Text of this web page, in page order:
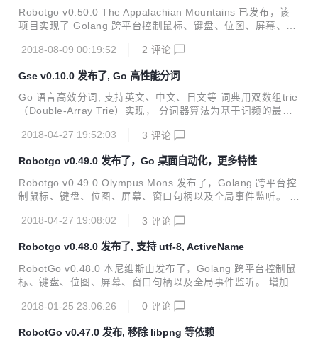
w by pid [NEW]...
Robotgo v0.50.0 The Appalachian Mountains 已发布，该
项目实现了 Golang 跨平台控制鼠标、键盘、位图、屏幕、窗
d [NEW] Add simple ocr support [NEW] Add max and min
bitmap and add bitmapStr example [NEW] Update findBit
map and findColor...
2018-08-09 00:19:52 2 评论
Gse v0.10.0 发布了, Go 高性能分词
Go 语言高效分词, 支持英文、中文、日文等 词典用双数组trie
（Double-Array Trie）实现， 分词器算法为基于词频的最短
户词典、词性标注，可运行JSON RPC服务。 package main
r seg gse.Segmenter seg.LoadDict("zh,testdata/test_dict.t
xt,testdata/test_dict1.txt") text1 := []byte(...
2018-04-27 19:52:03 3 评论
Robotgo v0.49.0 发布了，Go 桌面自动化，更多特性
Robotgo v0.49.0 Olympus Mons 发布了，Golang 跨平台控
制鼠标、键盘、位图、屏幕、窗口句柄以及全局事件监听。 A
ring utf-8 support [NEW] Add scroll mouse support x, y [N
dEvent "space" fix #110 [NEW] Add clipboard choose prim
ary mo...
2018-04-27 19:08:02 3 评论
Robotgo v0.48.0 发布了, 支持 utf-8, ActiveName
RobotGo v0.48.0 本尼维斯山发布了，Golang 跨平台控制鼠
标、键盘、位图、屏幕、窗口句柄以及全局事件监听。 增加
TypeString 支持 utf-8 增加方法 CharCodeAt, UnicodeType,
bitmap func CountBitmap [NEW] 增加方法 SaveCapture 和
2018-01-25 23:06:26 0 评论
RobotGo v0.47.0 发布, 移除 libpng 等依赖